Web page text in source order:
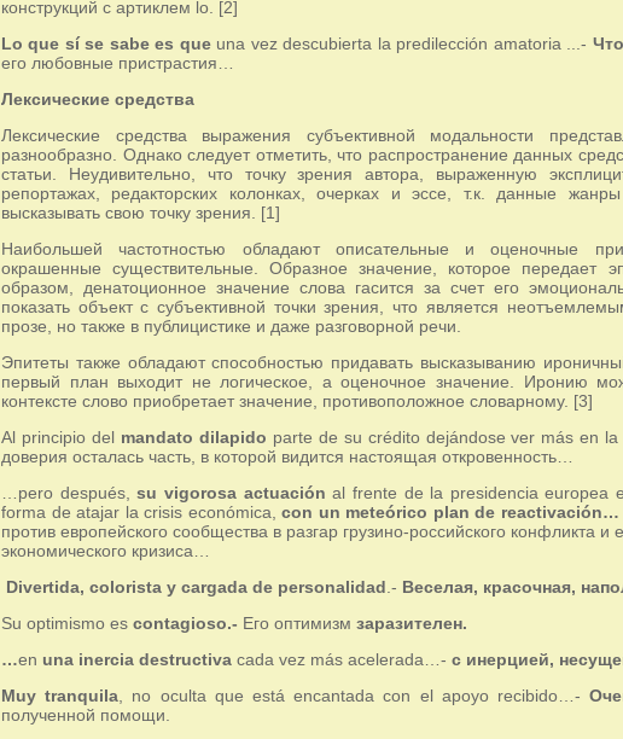
конструкций с артиклем lo. [2]
Lo que sí se sabe es queuna vez descubierta la predilección amatoria ...-
его любовные пристрастия…
Лексические средства
Лексические средства выражения субъективной модальности
разнообразно. Однако следует отметить, что распространение данных
статьи. Неудивительно, что точку зрения автора, выраженную
репортажах, редакторских колонках, очерках и эссе, т.к. данные
высказывать свою точку зрения. [1]
Наибольшей частотностью обладают описательные и оценочные
окрашенные существительные. Образное значение, которое передает
образом, денатоционное значение слова гасится за счет его
показать объект с субъективной точки зрения, что является
прозе, но также в публицистике и даже разговорной речи.
Эпитеты также обладают способностью придавать высказыванию
первый план выходит не логическое, а оценочное значение. Иронию
контексте слово приобретает значение, противоположное словарному. [3]
Al principio del mandato dilapido parte de su crédito dejándose ver más en
доверия осталась часть, в которой видится настоящая откровенность…
…pero después,su vigorosa actuación al frente de la presidencia europea
forma de atajar la crisis económica, con un meteórico plan de
против европейского сообщества в разгар грузино-российского конфликта и
экономического кризиса…
Divertida, colorista y cargada de personalidad .- Веселая, красочная,
Su optimismo es contagioso.- Его оптимизм заразителен.
…en una inercia destructiva cada vez más acelerada…- с инерцией,
Muy tranquila , no oculta que está encantada con el apoyo recibido…-
полученной помощи.